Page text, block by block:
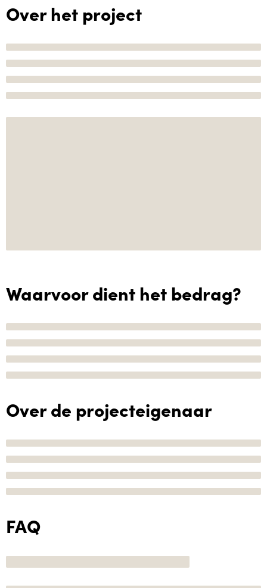
Over het project
Waarvoor dient het bedrag?
Over de projecteigenaar
FAQ